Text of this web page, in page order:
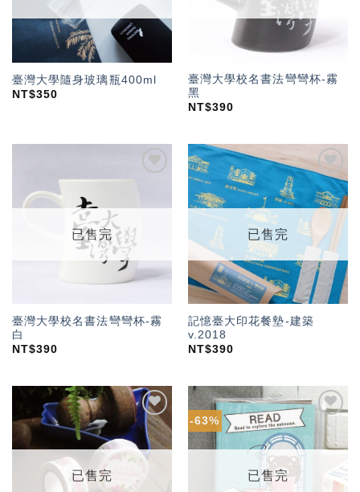
臺灣大學隨身玻璃瓶400ml
NT$350
臺灣大學校名書法彎彎杯-霧
黑
NT$390
望輕
已售完
臺灣大學校名書法彎彎杯-霧
白
NT$390
加入
「願
望輕
已售完
記憶臺大印花餐墊-建築
v.2018
NT$390
加入
「願
望輕
單」
已售完
-63%
望輕
已售完